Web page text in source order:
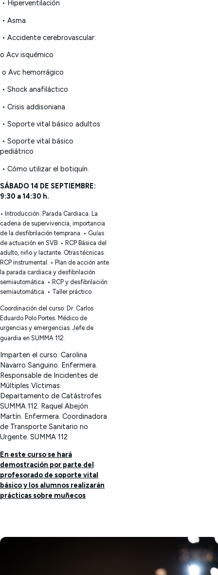
• Hiperventilación
• Asma
• Accidente cerebrovascular:
o Acv isquémico
o Avc hemorrágico
• Shock anafiláctico
• Crisis addisoniana
• Soporte vital básico adultos
• Soporte vital básico
pediátrico
• Cómo utilizar el botiquín.
SÁBADO 14 DE SEPTIEMBRE:
9:30 a 14:30 h.
• Introducción: Parada Cardiaca. La
cadena de supervivencia, importancia
de la desfibrilación temprana. • Guías
de actuación en SVB. • RCP Básica del
adulto, niño y lactante. Otras técnicas.
RCP instrumental. • Plan de acción ante
la parada cardiaca y desfibrilación
semiautomática. • RCP y desfibrilación
semiautomática. • Taller práctico.
Coordinación del curso: Dr. Carlos
Eduardo Polo Portes. Médico de
urgencias y emergencias. Jefe de
guardia en SUMMA 112.
Imparten el curso: Carolina
Navarro Sanguino. Enfermera.
Responsable de Incidentes de
Múltiples Víctimas.
Departamento de Catástrofes
SUMMA 112. Raquel Abejón
Martín. Enfermera. Coordinadora
de Transporte Sanitario no
Urgente. SUMMA 112
En este curso se hará
demostración por parte del
profesorado de soporte vital
básico y los alumnos realizarán
prácticas sobre muñecos